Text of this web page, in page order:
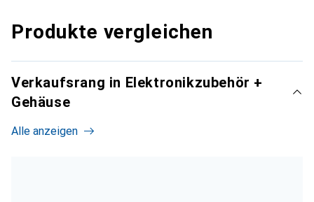
Produkte vergleichen
Verkaufsrang in Elektronikzubehör +
Gehäuse
Alle anzeigen